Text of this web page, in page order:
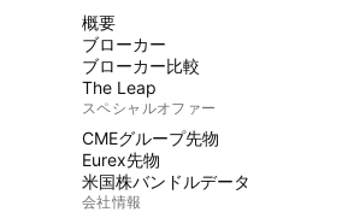
概要
ブローカー
ブローカー比較
The Leap
スペシャルオファー
CMEグループ先物
Eurex先物
米国株バンドルデータ
会社情報